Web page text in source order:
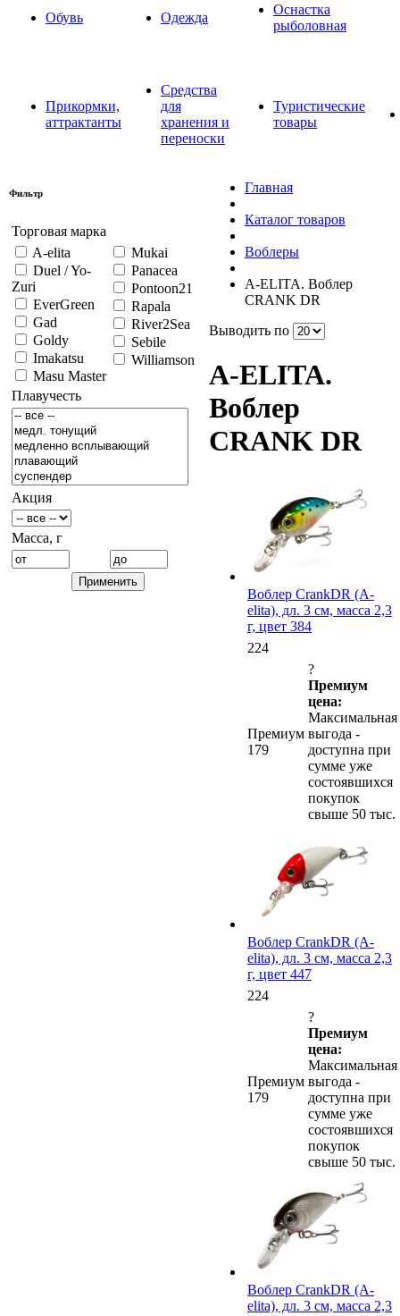
Обувь Одежда
Оснастка
рыболовная
Прикормки,
аттрактанты
Средства
для
хранения и
переноски
Туристические
товары
Фильтр
Торговая марка
A-elita
Duel / Yo-
Zuri
EverGreen
Gad
Goldy
Imakatsu
Masu Master
Mukai
Panacea
Pontoon21
Rapala
River2Sea
Sebile
Williamson
Плавучесть
Акция
Масса, г
Главная
Каталог товаров
Воблеры
A-ELITA. Воблер
CRANK DR
Выводить по
A-ELITA.
Воблер
CRANK DR
Воблер CrankDR (A-
elita), дл. 3 см, масса 2,3
г, цвет 384
224
Премиум
179
?
Премиум
цена:
Максимальная
выгода -
доступна при
сумме уже
состоявшихся
покупок
свыше 50 тыс.
Воблер CrankDR (A-
elita), дл. 3 см, масса 2,3
г, цвет 447
224
Премиум
179
?
Премиум
цена:
Максимальная
выгода -
доступна при
сумме уже
состоявшихся
покупок
свыше 50 тыс.
Воблер CrankDR (A-
elita), дл. 3 см, масса 2,3